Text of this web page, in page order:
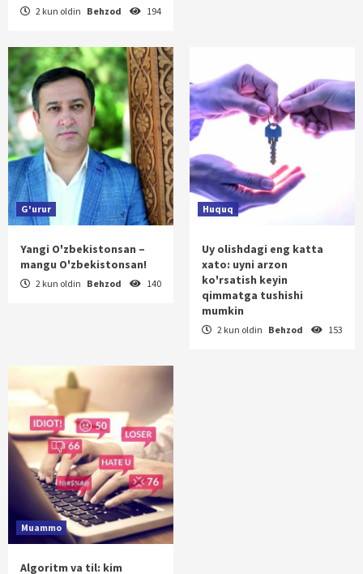
2 kun oldin Behzod 194
G'urur
Yangi O'zbekistonsan –
mangu O'zbekistonsan!
2 kun oldin Behzod 140
Huquq
Uy olishdagi eng katta
xato: uyni arzon
ko'rsatish keyin
qimmatga tushishi
mumkin
2 kun oldin Behzod 153
Muammo
Algoritm va til: kim